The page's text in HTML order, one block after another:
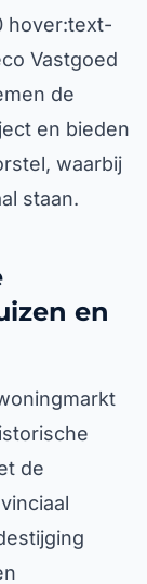
hover:text-
Vastgoed
de
en bieden
waarbij
staan.
en
de